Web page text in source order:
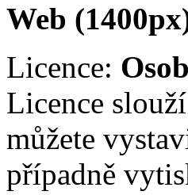
Web
Licence:
Licence
můžete
případně